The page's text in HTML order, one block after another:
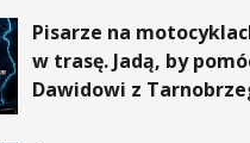
Pisarze na
w trasę. Jadą, by
Dawidowi z